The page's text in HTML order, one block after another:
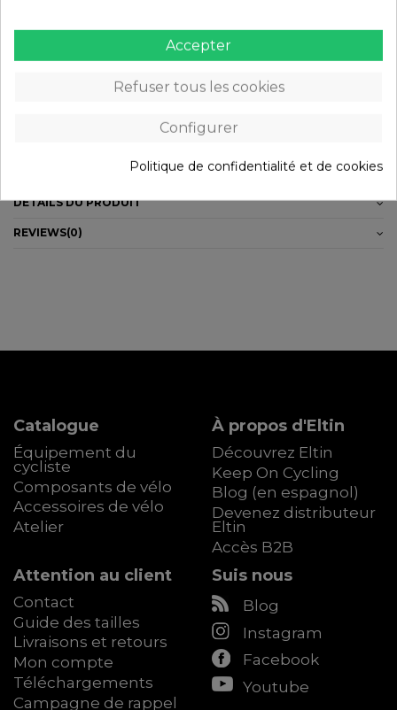
Paiement en plusieurs fois à partir de 29 €
18gUtilisé pour :- Moyeux vélo (Route ou VTT)- Boitier de pédalier
DÉTAILS DU PRODUIT
REVIEWS(0)
Catalogue
Équipement du
cycliste
Composants de vélo
Accessoires de vélo
Atelier
À propos d'Eltin
Découvrez Eltin
Keep On Cycling
Blog (en espagnol)
Devenez distributeur
Eltin
Accès B2B
Attention au client
Contact
Guide des tailles
Livraisons et retours
Mon compte
Téléchargements
Campagne de rappel
Suis nous
Blog
Instagram
Facebook
Youtube
Accepter
Refuser tous les cookies
Configurer
Politique de confidentialité et de cookies